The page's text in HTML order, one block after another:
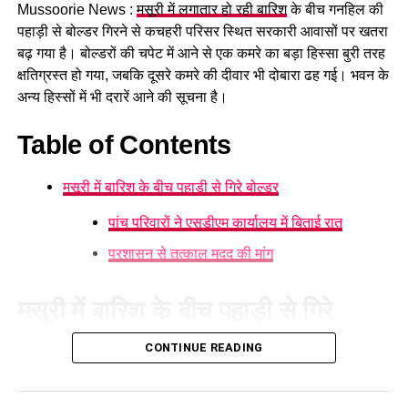
GST संशोधित अध्यादेश को मंजूरी।
नैनीताल हाईकोर्ट के लिए हल्द्वानी गौलापार में 30 हेक्टेयर जमीन
देने का फैसला।
राज्य क्रीड़ा विश्वविद्यालय हल्द्वानी के लिए 122 पदों के सृजन को
जल जीवन मिशन में केंद्र की गाइडलाइंस लागू होंगी।
कुष्ठ रोग से पीड़ित व्यक्ति भी सहकारी समिति का सदस्य बन
मेरठ से हरिद्वार तक गंगा एक्सप्रेसवे विस्तार के लिए यूपी से
समझौता होगा।
संशोधन
Mussoorie News :मसूरी में लगातार हो रही बारिशके बीच गनहिल की
पहाड़ी से बोल्डर गिरने से कचहरी परिसर स्थित सरकारी आवासों पर खतरा
बढ़ गया है। बोल्डरों की चपेट में आने से एक कमरे का बड़ा हिस्सा बुरी तरह
क्षतिग्रस्त हो गया, जबकि दूसरे कमरे की दीवार भी दोबारा ढह गई। भवन के
अन्य हिस्सों में भी दरारें आने की सूचना है।
Table of Contents
मसूरी में बारिश के बीच पहाड़ी से गिरे बोल्डर
पांच परिवारों ने एसडीएम कार्यालय में बिताई रात
प्रशासन से तत्काल मदद की मांग
CONTINUE READING